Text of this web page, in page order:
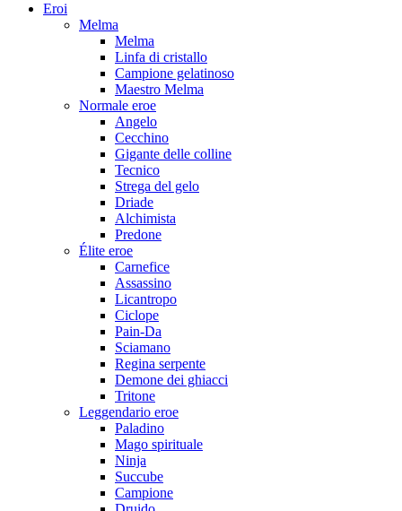
Eroi
Melma
Melma
Linfa di cristallo
Campione gelatinoso
Maestro Melma
Normale eroe
Angelo
Cecchino
Gigante delle colline
Tecnico
Strega del gelo
Driade
Alchimista
Predone
Élite eroe
Carnefice
Assassino
Licantropo
Ciclope
Pain-Da
Sciamano
Regina serpente
Demone dei ghiacci
Tritone
Leggendario eroe
Paladino
Mago spirituale
Ninja
Succube
Campione